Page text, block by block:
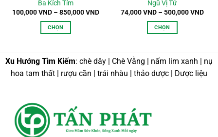
Ba Kích Tím
100,000VND – 850,000VNDKhoảng
CHỌN
này
có
nhiều
chọn
Ngũ Vị Tử
74,000VND – 500,000VND
CHỌN
này
nhiều
Xu Hướng Tìm Kiếm: chè dây | Chè Vằng | nấm lim xanh | nụ
hoa tam thất | rượu cần | trái nhàu | thảo dược | Dược liệu